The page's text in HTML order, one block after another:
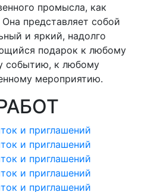
промысла, как
представляет собой
и яркий, надолго
подарок к любому
событию, к любому
мероприятию.